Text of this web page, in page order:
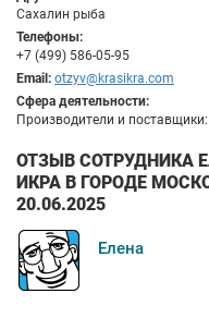
Сахалин рыба
Телефоны:
+7 (499) 586-05-95
Email: otzyv@krasikra.com
Сфера деятельности:
Производители и
ОТЗЫВ СОТРУДНИКА
ИКРА В ГОРОДЕ
20.06.2025
Елена